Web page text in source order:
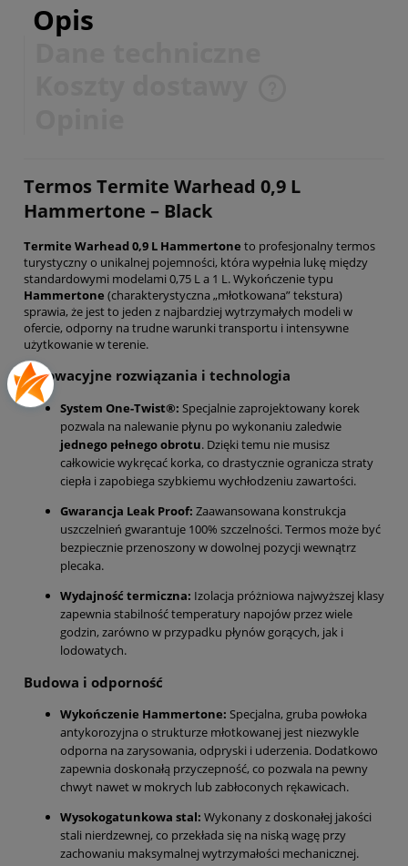
Opis
Termos Termite Warhead 0,9 L
Hammertone – Black
Termite Warhead 0,9 L Hammertone to profesjonalny termos
turystyczny o unikalnej pojemności, która wypełnia lukę między
standardowymi modelami 0,75 L a 1 L. Wykończenie typu
Hammertone (charakterystyczna „młotkowana” tekstura)
sprawia, że jest to jeden z najbardziej wytrzymałych modeli w
ofercie, odporny na trudne warunki transportu i intensywne
użytkowanie w terenie.
Innowacyjne rozwiązania i technologia
System One-Twist®: Specjalnie zaprojektowany korek
pozwala na nalewanie płynu po wykonaniu zaledwie
jednego pełnego obrotu. Dzięki temu nie musisz
całkowicie wykręcać korka, co drastycznie ogranicza straty
ciepła i zapobiega szybkiemu wychłodzeniu zawartości.
Gwarancja Leak Proof: Zaawansowana konstrukcja
uszczelnień gwarantuje 100% szczelności.Termos może być
bezpiecznie przenoszony w dowolnej pozycji wewnątrz
plecaka.
Wydajność termiczna: Izolacja próżniowa najwyższej klasy
zapewnia stabilność temperatury napojów przez wiele
godzin, zarówno w przypadku płynów gorących, jak i
lodowatych.
Budowa i odporność
Wykończenie Hammertone: Specjalna, gruba powłoka
antykorozyjna o strukturze młotkowanej jest niezwykle
odporna na zarysowania, odpryski i uderzenia. Dodatkowo
zapewnia doskonałą przyczepność, co pozwala na pewny
chwyt nawet w mokrych lub zabłoconych rękawicach.
Wysokogatunkowa stal: Wykonany z doskonałej jakości
stali nierdzewnej, co przekłada się na niską wagę przy
zachowaniu maksymalnej wytrzymałości mechanicznej.